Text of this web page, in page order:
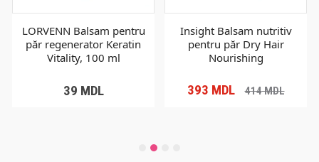
LORVENN Balsam pentru
păr regenerator Keratin
Vitality, 100 ml
39 MDL
Insight Balsam nutritiv
pentru păr Dry Hair
Nourishing
393 MDL 414MDL